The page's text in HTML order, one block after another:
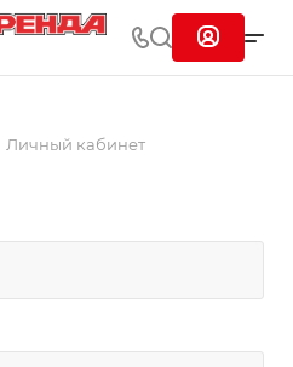
Личный кабинет